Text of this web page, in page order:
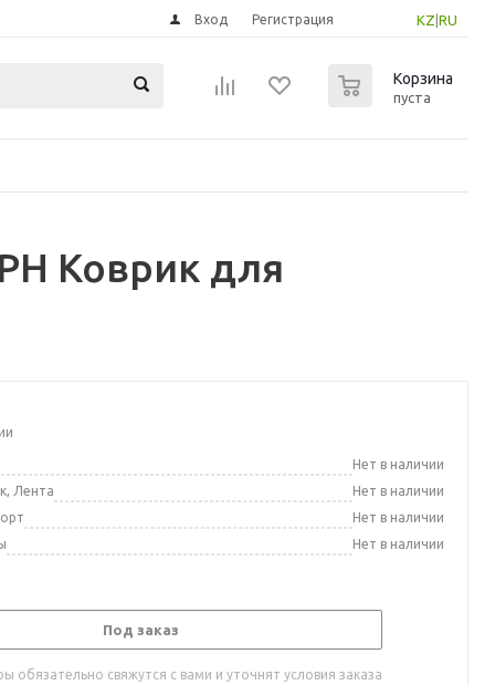
KZ RU
Вход Регистрация
Корзина
пуста
Коврик для
Нет в наличии
Лента
Нет в наличии
Нет в наличии
Нет в наличии
Под заказ
обязательно свяжутся с вами и уточнят условия заказа